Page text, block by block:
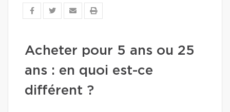
Acheter pour 5 ans ou 25
ans : en quoi est-ce
différent ?